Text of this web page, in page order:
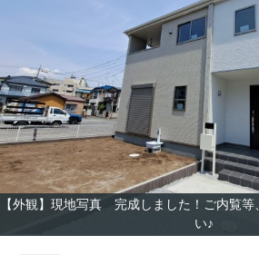
【外観】現地写真 完成しました！ご内覧等
い♪